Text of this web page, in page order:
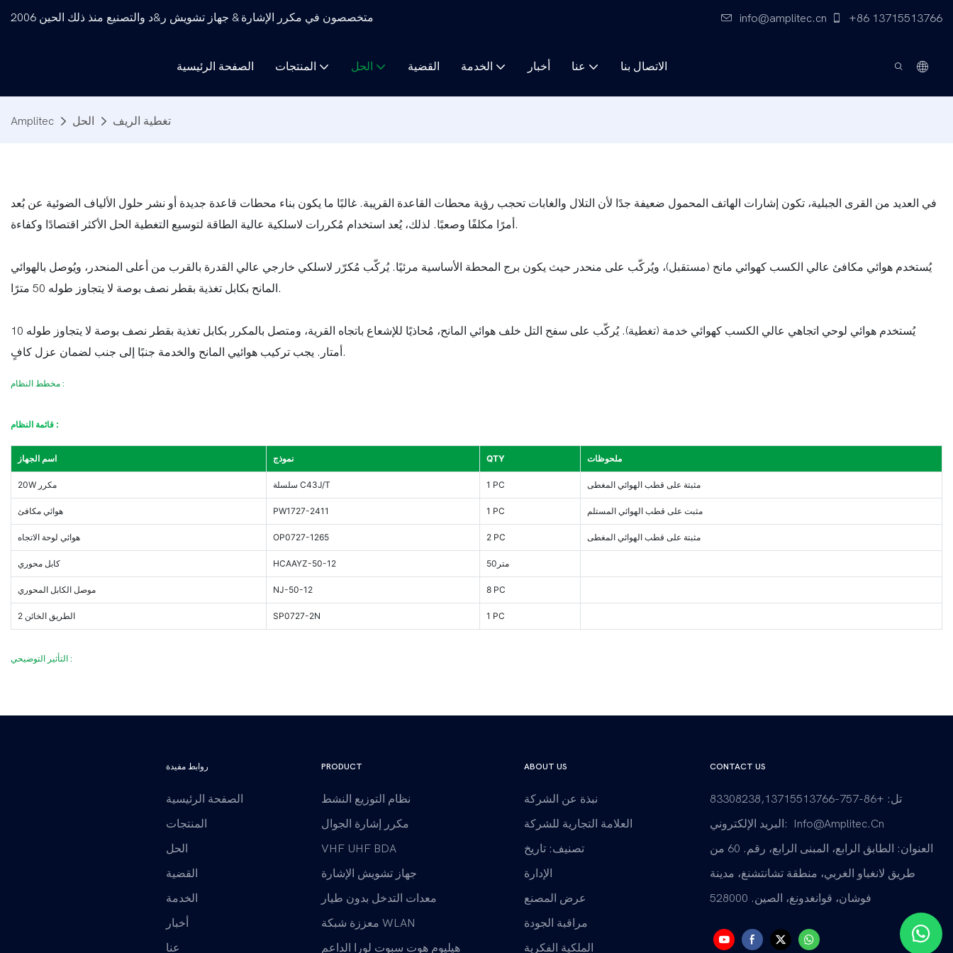
متخصصون في مكرر الإشارة & جهاز تشويش ر&د والتصنيع منذ ذلك الحين 2006 info@amplitec.cn +86 13715513766
الصفحة الرئيسية المنتجات الحل القضية الخدمة أخبار عنا الاتصال بنا
Amplitec الحل تغطية الريف
في العديد من القرى الجبلية، تكون إشارات الهاتف المحمول ضعيفة جدًا لأن التلال والغابات تحجب رؤية محطات القاعدة القريبة. غالبًا ما يكون بناء محطات قاعدة جديدة أو نشر حلول الألياف الضوئية عن بُعد
أمرًا مكلفًا وصعبًا. لذلك، يُعد استخدام مُكررات لاسلكية عالية الطاقة لتوسيع التغطية الحل الأكثر اقتصادًا وكفاءة.
يُستخدم هوائي مكافئ عالي الكسب كهوائي مانح (مستقبل)، ويُركّب على منحدر حيث يكون برج المحطة الأساسية مرئيًا. يُركّب مُكرّر لاسلكي خارجي عالي القدرة بالقرب من أعلى المنحدر، ويُوصل بالهوائي
المانح بكابل تغذية بقطر نصف بوصة لا يتجاوز طوله 50 مترًا.
يُستخدم هوائي لوحي اتجاهي عالي الكسب كهوائي خدمة (تغطية). يُركّب على سفح التل خلف هوائي المانح، مُحاذيًا للإشعاع باتجاه القرية، ومتصل بالمكرر بكابل تغذية بقطر نصف بوصة لا يتجاوز طوله 10
أمتار. يجب تركيب هوائيي المانح والخدمة جنبًا إلى جنب لضمان عزل كافٍ.
مخطط النظام :
:
اسم الجهاز نموذج QTY ملحوظات
20W مكرر سلسلة C43J/T 1 PC مثبتة على قطب الهوائي المغطى
هوائي مكافئ PW1727-2411 1 PC مثبت على قطب الهوائي المستلم
هوائي لوحة الاتجاه OP0727-1265 2 PC مثبتة على قطب الهوائي المغطى
كابل محوري HCAAYZ-50-12 متر50
موصل الكابل المحوري NJ-50-12 8 PC
2 الطريق الخائن SP0727-2N 1 PC
التأثير التوضيحي :
روابط مفيدة
الصفحة الرئيسية
المنتجات
الحل
القضية
الخدمة
أخبار
عنا
PRODUCT
نظام التوزيع النشط
مكرر إشارة الجوال
VHF UHF BDA
جهاز تشويش الإشارة
معدات التدخل بدون طيار
معززة شبكة WLAN
هيليوم هوت سبوت لورا الداعم
ABOUT US
نبذة عن الشركة
العلامة التجارية للشركة
تصنيف: تاريخ
الإدارة
عرض المصنع
مراقبة الجودة
الملكية الفكرية
CONTACT US
تل: +86-757-83308238,13715513766
البريد الإلكتروني:
Info@amplitec.cn
العنوان: الطابق الرابع، المبنى الرابع، رقم. 60 من
طريق لانغباو الغربي، منطقة تشانتشنغ، مدينة
فوشان، قوانغدونغ، الصين. 528000